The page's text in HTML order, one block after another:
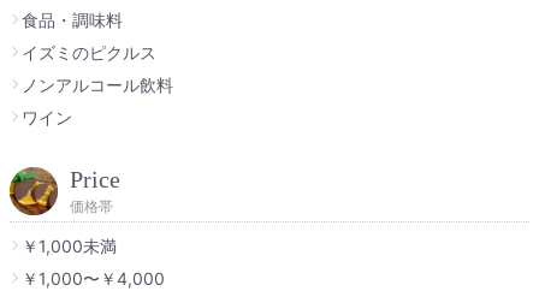
食品・調味料
イズミのピクルス
ノンアルコール飲料
ワイン
Price
価格帯
￥1,000未満
￥1,000〜￥4,000